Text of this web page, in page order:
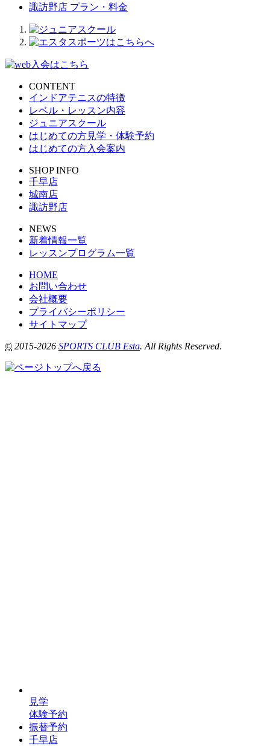
諏訪野店 プラン・料金
CONTENT
インドアテニスの特徴
レベル・レッスン内容
ジュニアスクール
はじめての方見学・体験予約
はじめての方入会案内
SHOP INFO
千早店
城南店
諏訪野店
NEWS
新着情報一覧
レッスンプログラム一覧
HOME
お問い合わせ
会社概要
プライバシーポリシー
サイトマップ
© 2015-2026 SPORTS CLUB Esta. All Rights Reserved.
見学
体験予約
振替予約
千早店